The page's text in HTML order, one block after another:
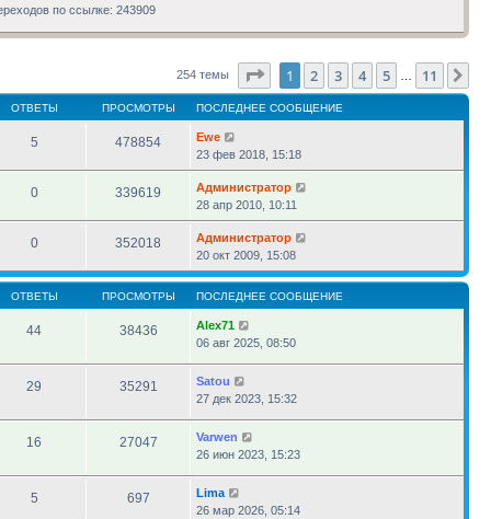
по ссылке: 243909
254 темы Страница1 из 11
1 2 3 4 5 11
ОТВЕТЫ ПРОСМОТРЫ ПОСЛЕДНЕЕ СООБЩЕНИЕ
5 478854
Ewe
23 фев 2018, 15:18
0 339619
Администратор
28 апр 2010, 10:11
0 352018
Администратор
20 окт 2009, 15:08
ОТВЕТЫ ПРОСМОТРЫ ПОСЛЕДНЕЕ СООБЩЕНИЕ
44 38436
Alex71
06 авг 2025, 08:50
29 35291
Satou
27 дек 2023, 15:32
16 27047
Varwen
26 июн 2023, 15:23
5 697
Lima
26 мар 2026, 05:14